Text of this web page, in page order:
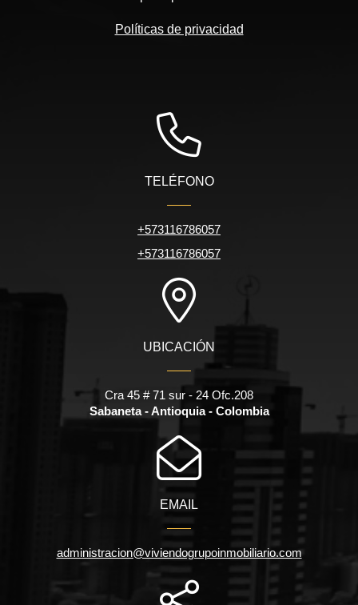
Políticas de privacidad
TELÉFONO
+573116786057
+573116786057
UBICACIÓN
Cra 45 # 71 sur - 24 Ofc.208
Sabaneta - Antioquia - Colombia
EMAIL
administracion@viviendogrupoinmobiliario.com